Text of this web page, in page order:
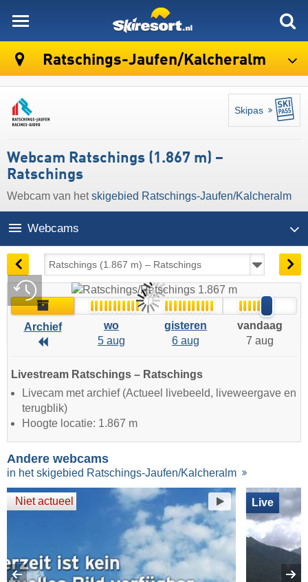
Ratschings-Jaufen/​Kalcheralm
Skipas
Webcam Ratschings (1.867 m) –
Ratschings
Webcam van hetskigebied Ratschings-Jaufen/​Kalcheralm
Webcams
Live
14:26 | vandaag 7 aug
Archief
Archief
Archief
wo
5 aug
gisteren
6 aug
vandaag
7 aug
Livestream Ratschings – Ratschings
Livecam met archief (Actueel livebeeld, liveweergave en
terugblik)
Hoogte locatie: 1.867 m
Andere webcams
in het skigebied Ratschings-Jaufen/Kalcheralm
Niet actueel Live